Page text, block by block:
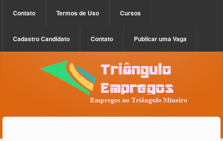
Contato Termos de Uso Cursos
Cadastro Candidato Contato Publicar uma Vaga